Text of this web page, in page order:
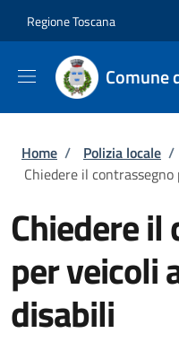
Regione Toscana
Comune
Briciole di
Home / Polizia locale /
Chiedere il
Chiedere
per veicoli
disabili